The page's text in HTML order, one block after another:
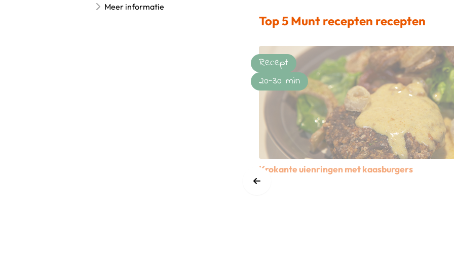
Meer informatie
Top 5 Munt recepten recepten
Krokante uienringen met kaasburgers
Recept
20-30 min